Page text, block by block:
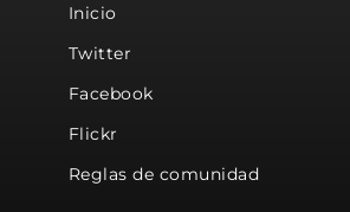
Inicio
Twitter
Facebook
Flickr
Reglas de comunidad